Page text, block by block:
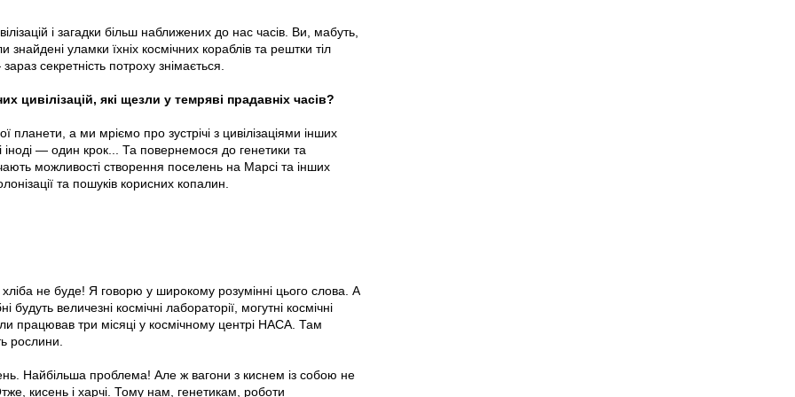
і загадки більш наближених до нас часів. Ви, мабуть,
уламки їхніх космічних кораблів та рештки тіл
секретність потроху знімається.
які щезли у темряві прадавніх часів?
а ми мріємо про зустрічі з цивілізаціями інших
іноді — один крок... Та повернемося до генетики та
можливості створення поселень на Марсі та інших
та пошуків корисних копалин.
не буде! Я говорю у широкому розумінні цього слова. А
величезні космічні лабораторії, могутні космічні
працював три місяці у космічному центрі HАСА. Там
рослини.
Найбільша проблема! Але ж вагони з киснем iз собою не
кисень і харчі. Тому нам, генетикам, роботи